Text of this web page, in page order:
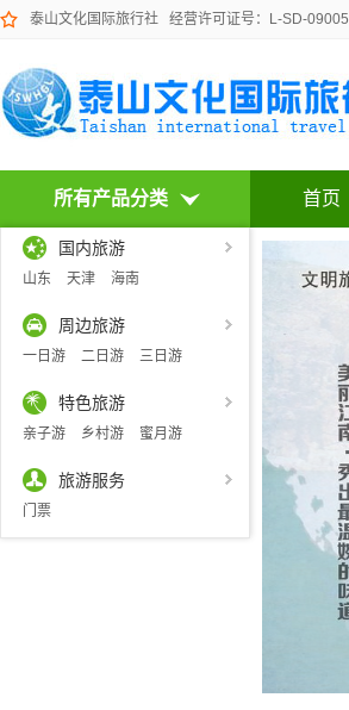
泰山文化国际旅行社 经营许可证号：L-SD-09005
所有产品分类 首页
国内旅游
山东 天津 海南
周边旅游
一日游 二日游 三日游
特色旅游
亲子游 乡村游 蜜月游
旅游服务
门票